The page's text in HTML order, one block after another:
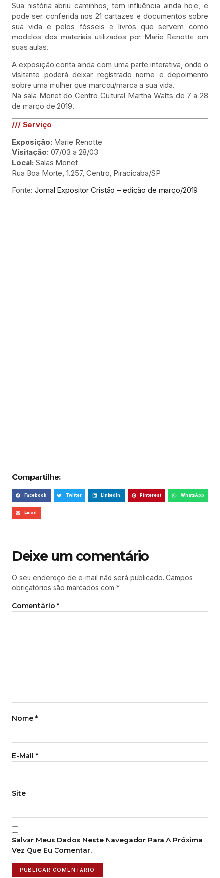
Sua história abriu caminhos, tem influência ainda hoje, e
pode ser conferida nos 21 cartazes e documentos sobre
sua vida e pelos fósseis e livros que servem como
modelos dos materiais utilizados por Marie Renotte em
suas aulas.
A exposição conta ainda com uma parte interativa, onde o
visitante poderá deixar registrado nome e depoimento
sobre uma mulher que marcou/marca a sua vida.
Na sala Monet do Centro Cultural Martha Watts de 7 a 28
de março de 2019.
/// Serviço
Exposição: Marie Renotte
Visitação: 07/03 a 28/03
Local: Salas Monet
Rua Boa Morte, 1.257, Centro, Piracicaba/SP
Fonte: Jornal Expositor Cristão – edição de março/2019
Compartilhe:
Facebook Twitter LinkedIn Pinterest WhatsApp
Email
Deixe um comentário
O seu endereço de e-mail não será publicado. Campos
obrigatórios são marcados com *
Comentário *
Nome *
E-Mail *
Site
Salvar Meus Dados Neste Navegador Para A Próxima
Vez Que Eu Comentar.